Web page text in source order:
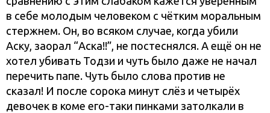
в себе молодым человеком с чётким моральным
стержнем. Он, во всяком случае, когда убили
Аску, заорал “Аска!!”, не постеснялся. А ещё он не
хотел убивать Тодзи и чуть было даже не начал
перечить папе. Чуть было слова против не
сказал! И после сорока минут слёз и четырёх
девочек в коме его-таки пинками затолкали в